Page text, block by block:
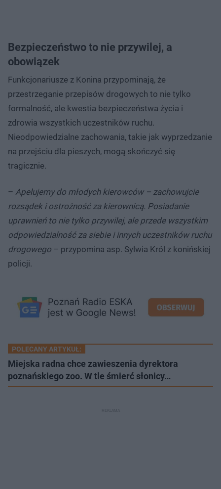
Bezpieczeństwo to nie przywilej, a
obowiązek
Funkcjonariusze z Konina przypominają, że
przestrzeganie przepisów drogowych to nie tylko
formalność, ale kwestia bezpieczeństwa życia i
zdrowia wszystkich uczestników ruchu.
Nieodpowiedzialne zachowania, takie jak wyprzedzanie
na przejściu dla pieszych, mogą skończyć się
tragicznie.
– Apelujemy do młodych kierowców – zachowujcie
rozsądek i ostrożność za kierownicą. Posiadanie
uprawnień to nie tylko przywilej, ale przede wszystkim
odpowiedzialność za siebie i innych uczestników ruchu
drogowego – przypomina asp. Sylwia Król z konińskiej
policji.
POLECANY ARTYKUŁ:
Miejska radna chce zawieszenia dyrektora
poznańskiego zoo. W tle śmierć słonicy…